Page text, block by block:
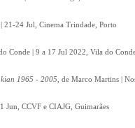
21-24 Jul, Cinema Trindade, Porto
Conde | 9 a 17 Jul 2022, Vila do
1965 - 2005 , de Marco Martins |
Jun, CCVF e CIAJG, Guimarães